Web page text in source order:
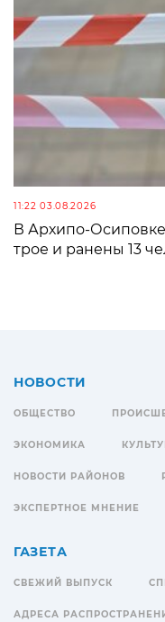
11:22 03.08.2026
В Архипо-
трое и ранены 13
НОВОСТИ
ОБЩЕСТВО
ЭКОНОМИКА
НОВОСТИ РАЙОНОВ
ЭКСПЕРТНОЕ МНЕНИЕ
ГАЗЕТА
СВЕЖИЙ ВЫПУСК
АДРЕСА